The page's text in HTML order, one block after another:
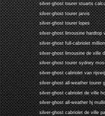
silver-ghost tourer stuarts
silver-ghost tourer jarvis
silver-ghost tourer lopes
silver-ghost limousine hardtop
silver-ghost full-cabriolet
silver-ghost limousine de ville
silver-ghost tourer sydney
silver-ghost cabriolet van
silver-ghost all-weather tourer
silver-ghost cabriolet de ville
silver-ghost all-weather hj
silver-ghost cabriolet de ville